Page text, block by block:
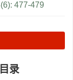
477-479
录